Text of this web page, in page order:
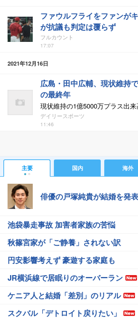
ファウルフライをファンが
が抗議も判定は覆らず
フルカウント
17:07
2021年12月16日
広島・田中広輔、現状維持
の最終年
現状維持の1億5000万プラス出
デイリースポーツ
11:46
主要 国内 海外
俳優の戸塚純貴が結婚を発表
池袋暴走事故 加害者家族の苦悩
秋篠宮家が「ご静養」されない訳
円安影響考えず 豪遊する家庭も
JR横浜線で居眠りのオーバーラン
ケニア人と結婚「差別」のリアル
スクバル「デトロイト戻りたい」